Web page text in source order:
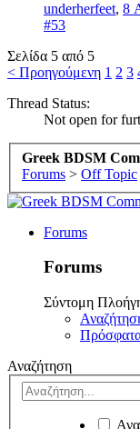
underherfeet, 8
#53
Σελίδα 5 από 5
< Προηγούμενη 1 2 3
Thread Status:
Not open for
Greek BDSM
Forums > Off Topic
Forums
Forums
Σύντομη
Αναζήτηση